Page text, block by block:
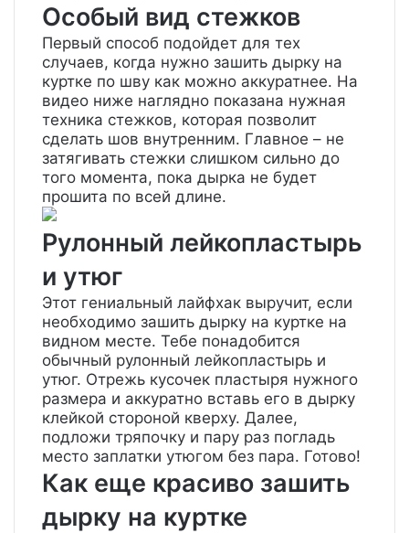
Особый вид стежков
Первый способ подойдет для тех
случаев, когда нужно зашить дырку на
куртке по шву как можно аккуратнее. На
видео ниже наглядно показана нужная
техника стежков, которая позволит
сделать шов внутренним. Главное – не
затягивать стежки слишком сильно до
того момента, пока дырка не будет
прошита по всей длине.
Рулонный лейкопластырь
и утюг
Этот гениальный лайфхак выручит, если
необходимо зашить дырку на куртке на
видном месте. Тебе понадобится
обычный рулонный лейкопластырь и
утюг. Отрежь кусочек пластыря нужного
размера и аккуратно вставь его в дырку
клейкой стороной кверху. Далее,
подложи тряпочку и пару раз погладь
место заплатки утюгом без пара. Готово!
Как еще красиво зашить
дырку на куртке